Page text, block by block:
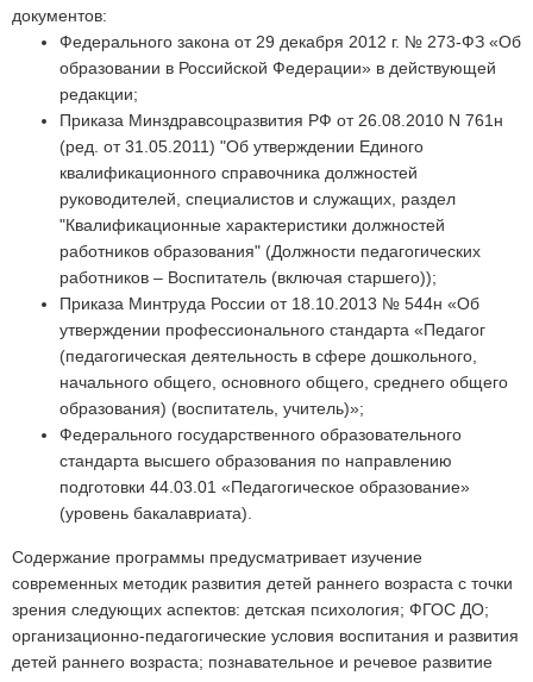
документов:
Федерального закона от 29 декабря 2012 г. № 273-ФЗ «Об
образовании в Российской Федерации» в действующей
редакции;
Приказа Минздравсоцразвития РФ от 26.08.2010 N 761н
(ред. от 31.05.2011) "Об утверждении Единого
квалификационного справочника должностей
руководителей, специалистов и служащих, раздел
"Квалификационные характеристики должностей
работников образования" (Должности педагогических
работников – Воспитатель (включая старшего));
Приказа Минтруда России от 18.10.2013 № 544н «Об
утверждении профессионального стандарта «Педагог
(педагогическая деятельность в сфере дошкольного,
начального общего, основного общего, среднего общего
образования) (воспитатель, учитель)»;
Федерального государственного образовательного
стандарта высшего образования по направлению
подготовки 44.03.01 «Педагогическое образование»
(уровень бакалавриата).
Содержание программы предусматривает изучение
современных методик развития детей раннего возраста с точки
зрения следующих аспектов: детская психология; ФГОС ДО;
организационно-педагогические условия воспитания и развития
детей раннего возраста; познавательное и речевое развитие